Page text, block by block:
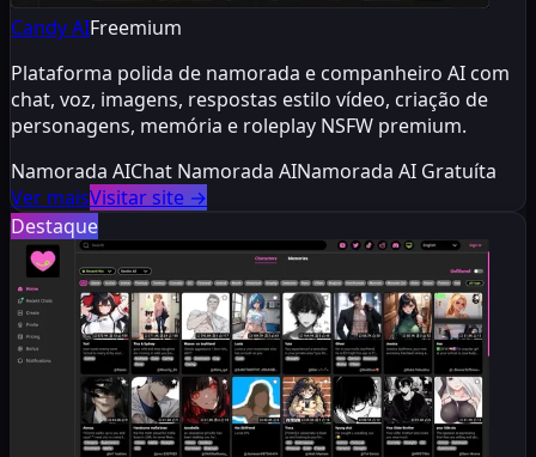
Candy AIFreemium
Plataforma polida de namorada e companheiro AI com
chat, voz, imagens, respostas estilo vídeo, criação de
personagens, memória e roleplay NSFW premium.
Namorada AIChat Namorada AINamorada AI Gratuíta
Ver maisVisitar site →
Destaque